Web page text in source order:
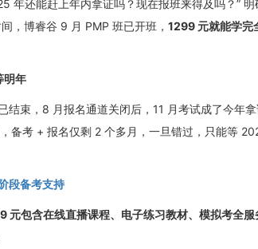
年还能赶上年内拿证吗？现在报班来得及吗？”
，博睿谷 9 月 PMP 班已开班， 1299 元就能学完
明年
束，8 月报名通道关闭后，11 月考试成了今年
备考 + 报名仅剩 2 个多月，一旦错过，只能等
段备考支持
元包含在线直播课程、电子练习教材、模拟考全服